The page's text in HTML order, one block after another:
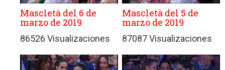
Mascletà del 6 de
marzo de 2019
86526 Visualizaciones
Mascletà del 5 de
marzo de 2019
87087 Visualizaciones